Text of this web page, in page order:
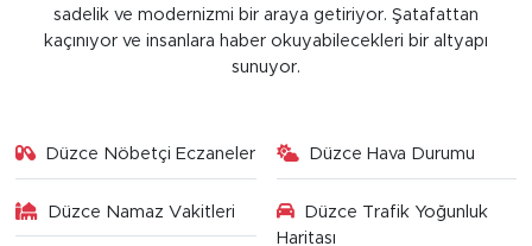
sadelik ve modernizmi bir araya getiriyor. Şatafattan
kaçınıyor ve insanlara haber okuyabilecekleri bir altyapı
sunuyor.
Düzce Nöbetçi Eczaneler Düzce Hava Durumu
Düzce Namaz Vakitleri
Düzce Trafik Yoğunluk
Haritası